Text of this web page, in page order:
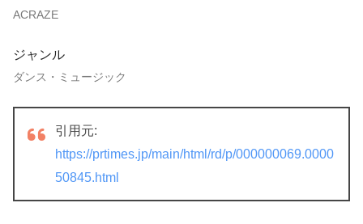
ACRAZE
ジャンル
ダンス・ミュージック
引用元:
https://prtimes.jp/main/html/rd/p/000000069.0000
50845.html